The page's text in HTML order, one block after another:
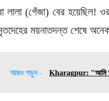
লালা (গেঁজা) বের
ময়নাতদন্ত শেষে
আরও পড়ুন - Kharagpur: "আমি